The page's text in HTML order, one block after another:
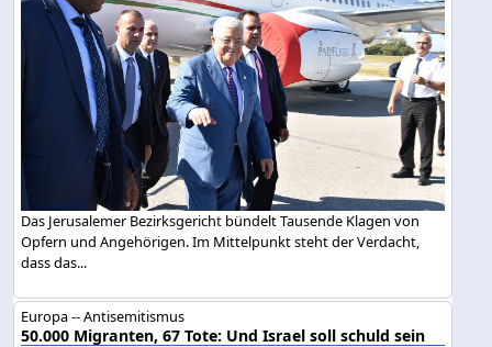
Das Jerusalemer Bezirksgericht bündelt Tausende Klagen von
Opfern und Angehörigen. Im Mittelpunkt steht der Verdacht,
dass das...
Europa -- Antisemitismus
50.000 Migranten, 67 Tote: Und Israel soll schuld sein